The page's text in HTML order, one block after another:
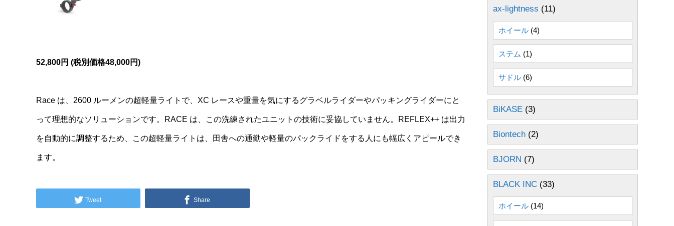
52,800円 (税別価格48,000円)
Race は、2600 ルーメンの超軽量ライトで、XC レースや重量を気にするグラベルライダーやパッキングライダーにと
って理想的なソリューションです。RACE は、この洗練されたユニットの技術に妥協していません。REFLEX++ は出力
を自動的に調整するため、この超軽量ライトは、田舎への通勤や軽量のパックライドをする人にも幅広くアピールでき
ます。
Tweet Share
ax-lightness (11)
ホイール (4)
ステム (1)
サドル (6)
BiKASE (3)
Biontech (2)
BJORN (7)
BLACK INC (33)
ホイール (14)